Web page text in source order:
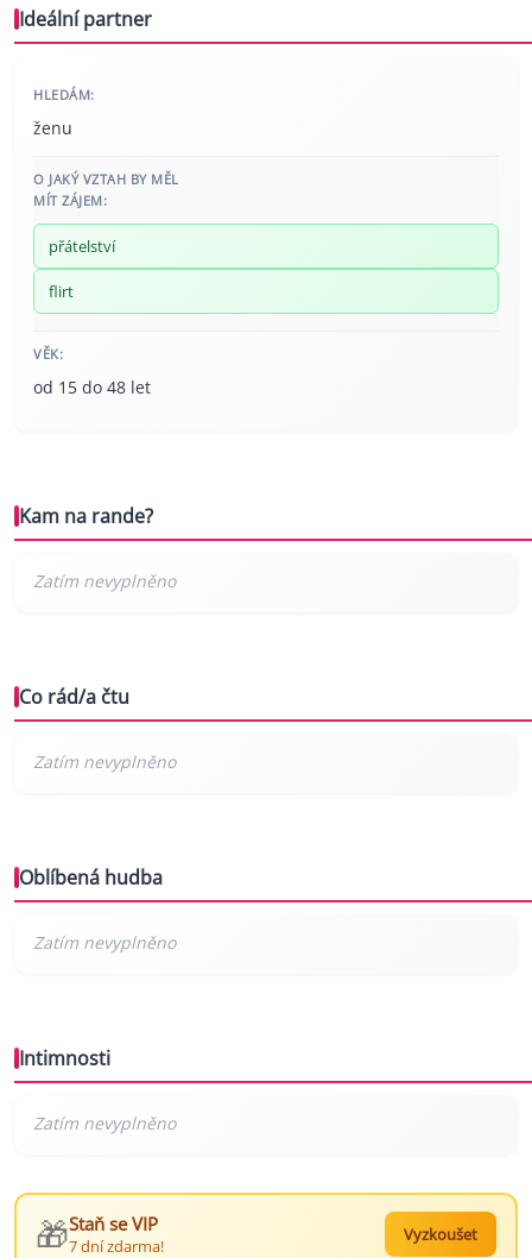
Ideální partner
HLEDÁM:
ženu
O JAKÝ VZTAH BY MĚL
MÍT ZÁJEM:
přátelství
flirt
VĚK:
od 15 do 48 let
Kam na rande?
Co rád/a čtu
Oblíbená hudba
Intimnosti
🎁Staň se VIP
7 dní zdarma!
Vyzkoušet